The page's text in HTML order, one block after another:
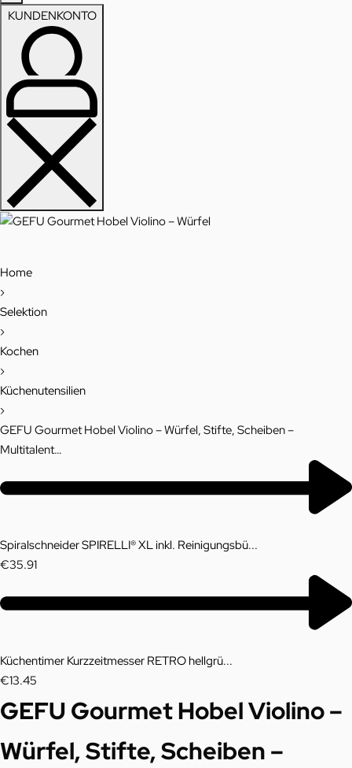
KUNDENKONTO
Home
›
Selektion
›
Kochen
›
Küchenutensilien
›
GEFU Gourmet Hobel Violino – Würfel, Stifte, Scheiben –
Multitalent…
d
u
t
n
a
v
product:
Spiralschneider SPIRELLI® XL inkl. Reinigungsbü...
€35.91
product:
Küchentimer Kurzzeitmesser RETRO hellgrü...
€13.45
GEFU Gourmet Hobel Violino –
Würfel, Stifte, Scheiben –